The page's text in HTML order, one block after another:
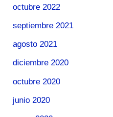
octubre 2022
septiembre 2021
agosto 2021
diciembre 2020
octubre 2020
junio 2020